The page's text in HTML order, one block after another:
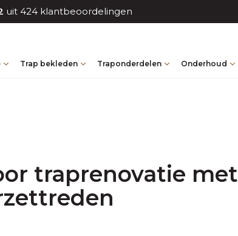
uit 424 klantbeoordelingen
Trap bekleden Traponderdelen Onderhoud
traprenovatie met